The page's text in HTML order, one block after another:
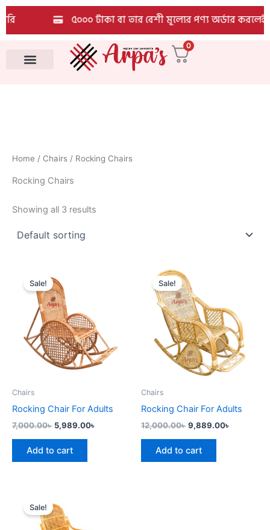
Skip
to
content
৫০০০ টাকা বা তার বেশী মূল্যের পণ্য অর্ডার করলেই
0
Home / Chairs / Rocking Chairs
Rocking Chairs
Showing all 3 results
Sale!
Chairs
Rocking Chair For Adults
7,000.00৳
price
was:
7,000.00৳ .
5,989.00৳
Add to cart
Sale!
Chairs
Rocking Chair For Adults
12,000.00৳
price
was:
12,000.00৳ .
9,889.00৳
Add to cart
Sale!
was:
12,000.00৳ .